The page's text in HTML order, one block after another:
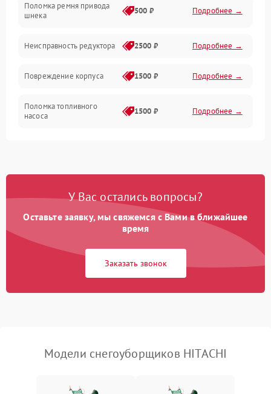
Поломка ремня привода
шнека
500 ₽ Подробнее →
Неисправность редуктора 2500 ₽ Подробнее →
Повреждение корпуса 1500 ₽ Подробнее →
Поломка топливного
насоса
1500 ₽ Подробнее →
карбюратора
Подробнее →
фильтра
300 ₽ Подробнее →
Неисправность системы
Подробнее →
У Вас остались вопросы?
Оставьте заявку, мы свяжемся с Вами в ближайшее
время
Заказать звонок
Модели снегоуборщиков HITACHI